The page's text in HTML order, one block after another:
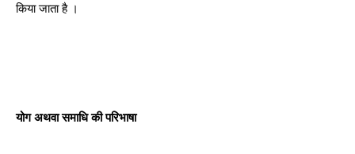
किया जाता है ।
योग अथवा समाधि की परिभाषा